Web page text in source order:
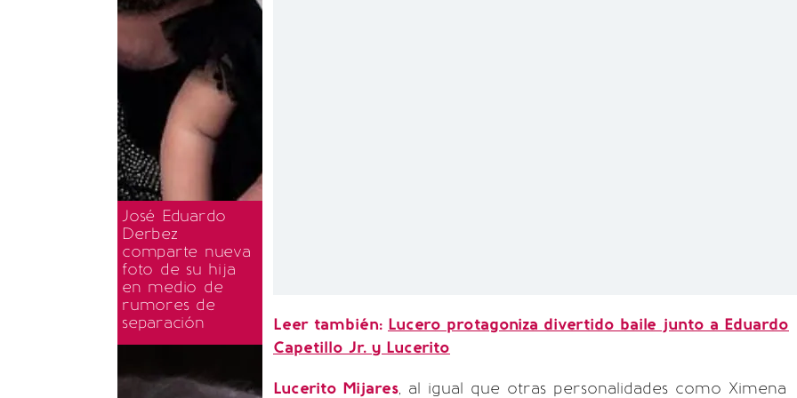
José Eduardo
Derbez
comparte nueva
foto de su hija
en medio de
rumores de
separación
Leer también: Lucero protagoniza divertido baile junto a Eduardo
Capetillo Jr. y Lucerito
Lucerito Mijares, al igual que otras personalidades como Ximena